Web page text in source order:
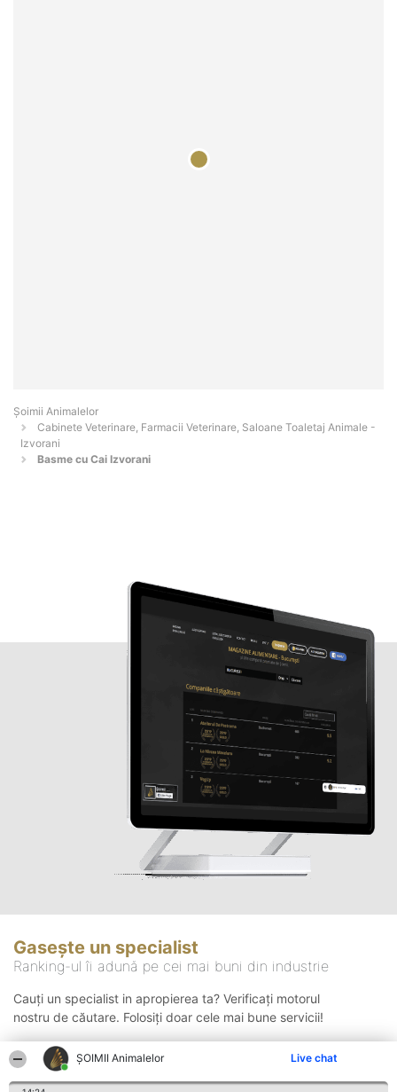
ŞOIMII Animalelor Live chat
Şoimii Animalelor
Cabinete Veterinare, Farmacii Veterinare, Saloane Toaletaj Animale -
Izvorani
Basme cu Cai Izvorani
Gasește un specialist
Ranking-ul îi adună pe cei mai buni din industrie
Cauți un specialist in apropierea ta? Verificați motorul
nostru de căutare. Folosiți doar cele mai bune servicii!